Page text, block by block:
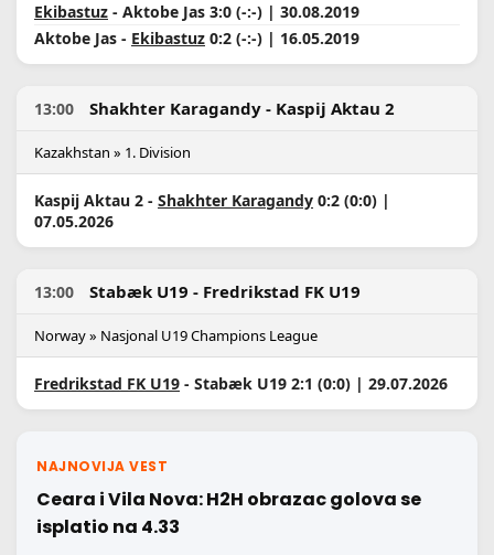
Ekibastuz - Aktobe Jas 3:0 (-:-) | 30.08.2019
Aktobe Jas - Ekibastuz 0:2 (-:-) | 16.05.2019
13:00 Shakhter Karagandy - Kaspij Aktau 2
Kazakhstan » 1. Division
Kaspij Aktau 2 - Shakhter Karagandy 0:2 (0:0) |
07.05.2026
13:00 Stabæk U19 - Fredrikstad FK U19
Norway » Nasjonal U19 Champions League
Fredrikstad FK U19 - Stabæk U19 2:1 (0:0) | 29.07.2026
NAJNOVIJA VEST
Ceara i Vila Nova: H2H obrazac golova se
isplatio na 4.33